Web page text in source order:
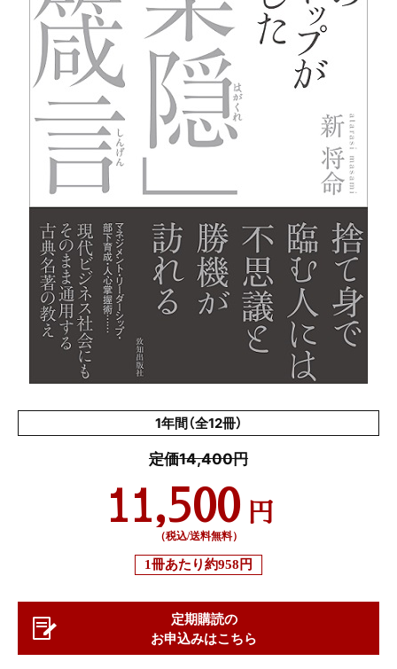
1年間（全12冊）
定価14,400円
11,500 円
（税込/送料無料）
1冊あたり約958円
定期購読の
お申込みはこちら